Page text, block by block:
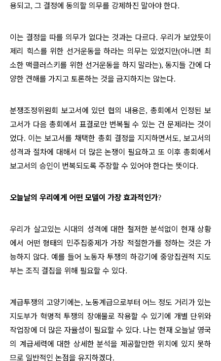
용되고, 그 결정에 동의할 의무를 강제하진 말아야 한다.
이는 결정을 따를 의무가 없다는 것과는 다르다. 우리가 보았듯이
제리 힉스를 위한 선거운동을 하라는 의무는 있었지만(아니면 최
소한 맥클러스키를 위한 선거운동을 하지 말라는),동지들 간에 다
양한 견해를 가지고 토론하는 것을 금지하지는 않는다.
분쟁조정위원회 보고서에 있던 협의 내용은, 총회에서 인정된 보
고서가 다음 총회에서 표결로만 번복될 수 있는 건 문제라는 것이
었다. 이는 보고서를 채택한 총회 결정을 지지하면서도,보고서의
성격과 절차에 대해서 더 많은 논쟁이 필요하고 또 이후 총회에서
보고서의 승인이 번복되도록 주장할 수 있어야 한다는 뜻이다.
오늘날의 우리에게 어떤 모델이 가장 효과적인가?
우리가 살고있는 시대의 성격에 대한 철저한 분석없이 현재 상황
에서 어떤 형태의 민주집중제가 가장 적절한가를 정하는 것은 가
능하지 않다. 예를 들어 노동자 투쟁의 하강기에 중앙집권적 지도
부는 조직 결집을 위해 필요할 수 있다.
계급투쟁의 고양기에는, 노동계급으로부터 어느 정도 거리가 있는
지도부가 혁명적 투쟁의 장애물로 작용할 수 있기에 개별 단위와
작업장에 더 많은 자율성이 필요할 수 있다. 나는 현재 오늘날 영국
의 계급세력에 대한 상세한 분석을 제공할만한 위치에 있지 못하
므로 일반적인 논점을 유지하겠다.